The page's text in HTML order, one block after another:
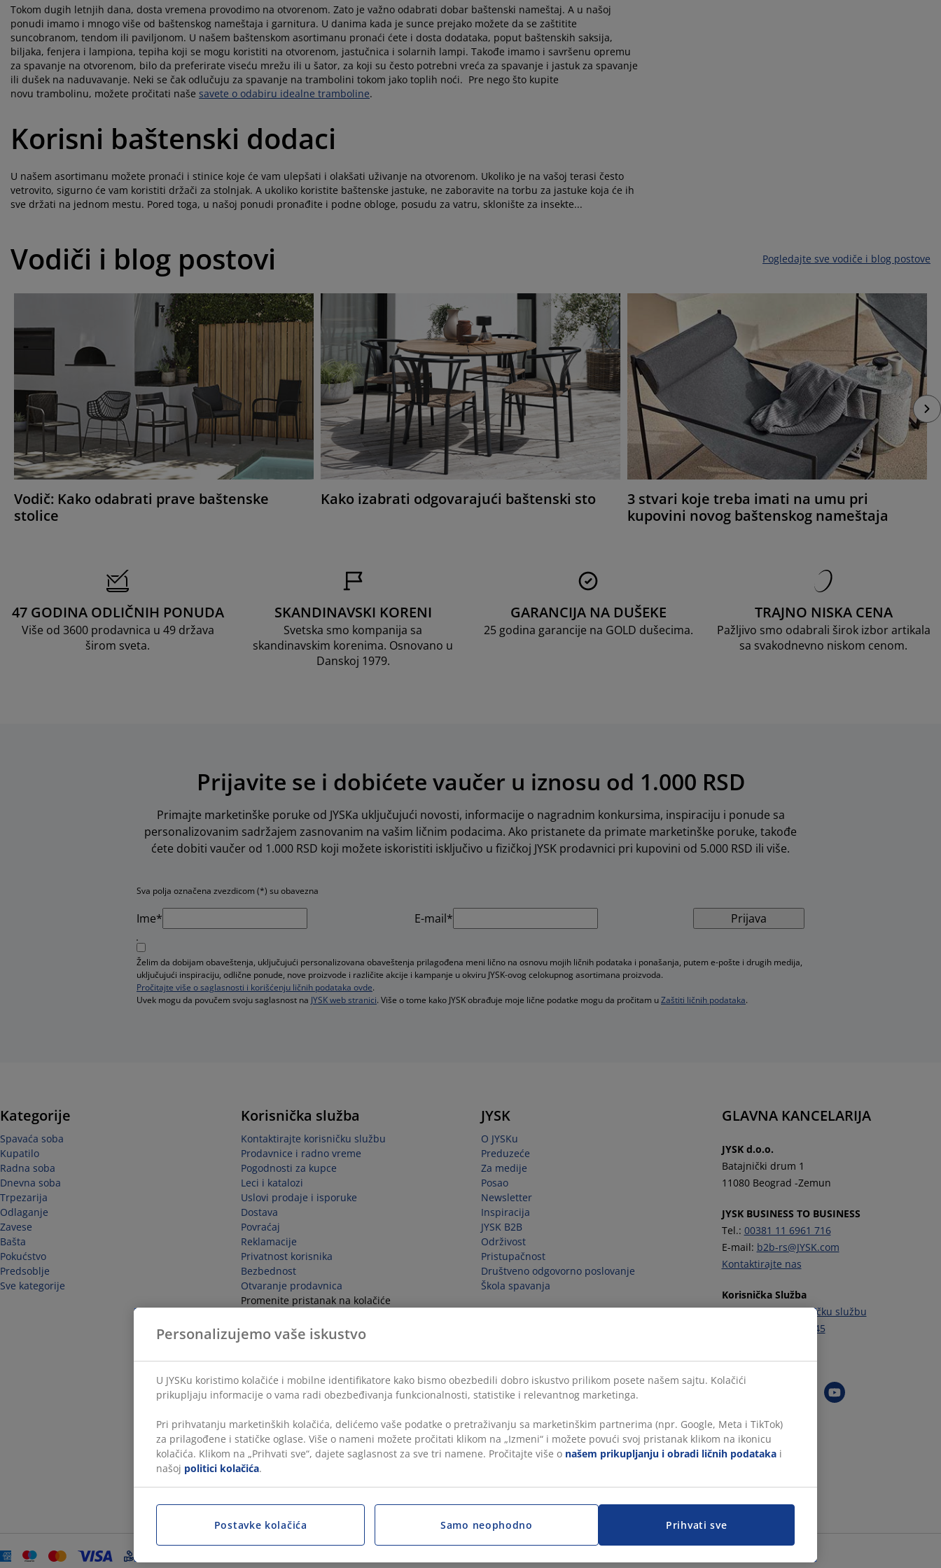
Tokom dugih letnjih dana, dosta vremena provodimo na otvorenom. Zato je važno odabrati dobar baštenski nameštaj. A u našoj
ponudi imamo i mnogo više od baštenskog nameštaja i garnitura. U danima kada je sunce prejako možete da se zaštitite
suncobranom, tendom ili paviljonom. U našem baštenskom asortimanu pronaći ćete i dosta dodataka, poput baštenskih saksija,
biljaka, fenjera i lampiona, tepiha koji se mogu koristiti na otvorenom, jastučnica i solarnih lampi. Takođe imamo i savršenu opremu
za spavanje na otvorenom, bilo da preferirate viseću mrežu ili u šator, za koji su često potrebni vreća za spavanje i jastuk za spavanje
ili dušek na naduvavanje. Neki se čak odlučuju za spavanje na trambolini tokom jako toplih noći. Pre nego što kupite
novu trambolinu, možete pročitati naše savete o odabiru idealne tramboline.
Korisni baštenski dodaci
U našem asortimanu možete pronaći i stinice koje će vam ulepšati i olakšati uživanje na otvorenom. Ukoliko je na vašoj terasi često
vetrovito, sigurno će vam koristiti držači za stolnjak. A ukoliko koristite baštenske jastuke, ne zaboravite na torbu za jastuke koja će ih
sve držati na jednom mestu. Pored toga, u našoj ponudi pronađite i podne obloge, posudu za vatru, sklonište za insekte...
Vodiči i blog postovi Pogledajte sve vodiče i blog postove
Vodič: Kako odabrati prave baštenske
stolice
Kako izabrati odgovarajući baštenski sto
3 stvari koje treba imati na umu pri
kupovini novog baštenskog nameštaja
47 GODINA ODLIČNIH PONUDA
Više od 3600 prodavnica u 49 država
širom sveta.
SKANDINAVSKI KORENI
Svetska smo kompanija sa
skandinavskim korenima. Osnovano u
Danskoj 1979.
GARANCIJA NA DUŠEKE
25 godina garancije na GOLD dušecima.
TRAJNO NISKA CENA
Pažljivo smo odabrali širok izbor artikala
sa svakodnevno niskom cenom.
Prijavite se i dobićete vaučer u iznosu od 1.000 RSD
Primajte marketinške poruke od JYSKa uključujući novosti, informacije o nagradnim konkursima, inspiraciju i ponude sa
personalizovanim sadržajem zasnovanim na vašim ličnim podacima. Ako pristanete da primate marketinške poruke, takođe
ćete dobiti vaučer od 1.000 RSD koji možete iskoristiti isključivo u fizičkoj JYSK prodavnici pri kupovini od 5.000 RSD ili više.
Sva polja označena zvezdicom (*) su obavezna
Ime* E-mail* Prijava
Želim da dobijam obaveštenja, uključujući personalizovana obaveštenja prilagođena meni lično na osnovu mojih ličnih podataka i ponašanja, putem e-pošte i drugih medija,
uključujući inspiraciju, odlične ponude, nove proizvode i različite akcije i kampanje u okviru JYSK-ovog celokupnog asortimana proizvoda.
Pročitajte više o saglasnosti i korišćenju ličnih podataka ovde.
Uvek mogu da povučem svoju saglasnost na JYSK web stranici. Više o tome kako JYSK obrađuje moje lične podatke mogu da pročitam uZaštiti ličnih podataka.
Kategorije
Spavaća soba
Kupatilo
Radna soba
Dnevna soba
Trpezarija
Odlaganje
Zavese
Bašta
Pokućstvo
Predsoblje
Sve kategorije
Korisnička služba
Kontaktirajte korisničku službu
Prodavnice i radno vreme
Pogodnosti za kupce
Leci i katalozi
Uslovi prodaje i isporuke
Dostava
Povraćaj
Reklamacije
Privatnost korisnika
Bezbednost
Otvaranje prodavnica
Promenite pristanak na kolačiće
JYSK
O JYSKu
Preduzeće
Za medije
Posao
Newsletter
Inspiracija
JYSK B2B
Održivost
Pristupačnost
Društveno odgovorno poslovanje
Škola spavanja
GLAVNA KANCELARIJA
JYSK d.o.o.
Batajnički drum 1
11080 Beograd -Zemun
JYSK BUSINESS TO BUSINESS
Tel.: 00381 11 6961 716
E-mail: b2b-rs@JYSK.com
Kontaktirajte nas
Korisnička Služba
Kontaktirajte korisničku službu
+381 11 6555 945
Pratite JYSK
Personalizujemo vaše iskustvo
U JYSKu koristimo kolačiće i mobilne identifikatore kako bismo obezbedili dobro iskustvo prilikom posete našem sajtu. Kolačići
prikupljaju informacije o vama radi obezbeđivanja funkcionalnosti, statistike i relevantnog marketinga.
Pri prihvatanju marketinških kolačića, delićemo vaše podatke o pretraživanju sa marketinškim partnerima (npr. Google, Meta i TikTok)
za prilagođene i statičke oglase. Više o nameni možete pročitati klikom na „Izmeni“ i možete povući svoj pristanak klikom na ikonicu
kolačića. Klikom na „Prihvati sve“, dajete saglasnost za sve tri namene. Pročitajte više o našem prikupljanju i obradi ličnih podataka i
našoj politici kolačića.
Prihvati sve
Postavke kolačića Samo neophodno